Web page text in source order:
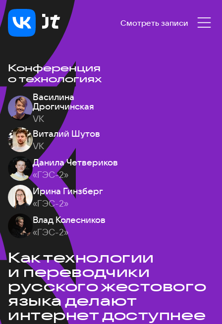
Смотреть записи
Конференция
о технологиях
Василина
Дрогичинская
VK
Виталий Шутов
VK
Данила Четвериков
«ГЭС-2»
Ирина Гинзберг
«ГЭС-2»
Влад Колесников
«ГЭС-2»
Как технологии
и переводчики
русского жестового
языка делают
интернет доступнее